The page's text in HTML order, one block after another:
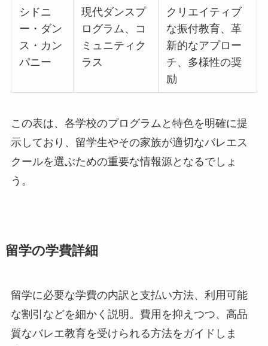
シドニ
ー・ダン
ス・カン
パニー
現代ダンスプ
ログラム、コ
ミュニティク
ラス
クリエイティブ
な振付教育、革
新的なアプロー
チ、多様性の奨
励
この表は、各学校のプログラムと特色を明確に提
示しており、留学生やその家族が適切なバレエス
クールを選ぶための重要な情報源となるでしょ
う。
留学の学費詳細
留学に必要な学費の内訳と支払い方法、利用可能
な割引などを細かく説明。費用を抑えつつ、高品
質なバレエ教育を受けられる方法をガイドしま